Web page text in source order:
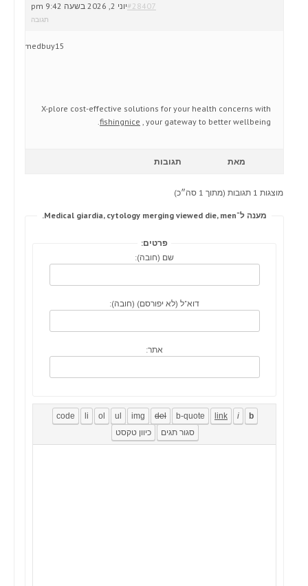
יוני 2, 2026 בשעה 9:42 pm#28407
תגובה
medbuy15
X-plore cost-effective solutions for your health concerns with
fishingnice , your gateway to better wellbeing.
מאת תגובות
מוצגות 1 תגובות (מתוך 1 סה״כ)
מענה ל־Medical giardia, cytology merging viewed die, men.
פרטים:
שם (חובה):
דוא"ל (לא יפורסם) (חובה):
אתר: